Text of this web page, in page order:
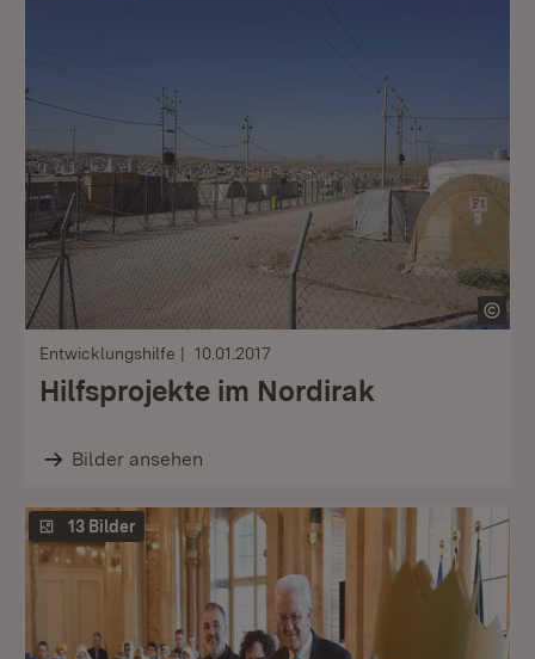
Entwicklungshilfe 10.01.2017
Hilfsprojekte im Nordirak
Bilder ansehen
13 Bilder